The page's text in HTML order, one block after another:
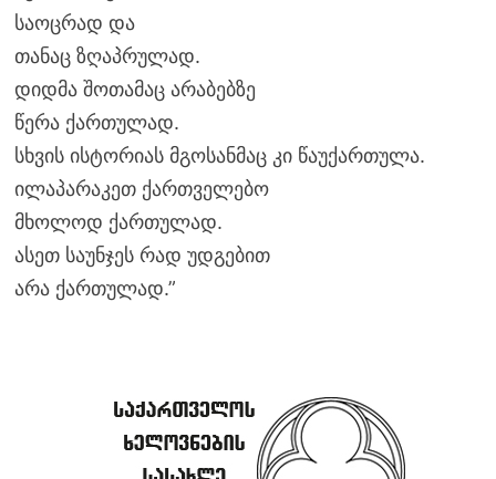
საოცრად და
თანაც ზღაპრულად.
დიდმა შოთამაც არაბებზე
წერა ქართულად.
სხვის ისტორიას მგოსანმაც კი წაუქართულა.
ილაპარაკეთ ქართველებო
მხოლოდ ქართულად.
ასეთ საუნჯეს რად უდგებით
არა ქართულად.”